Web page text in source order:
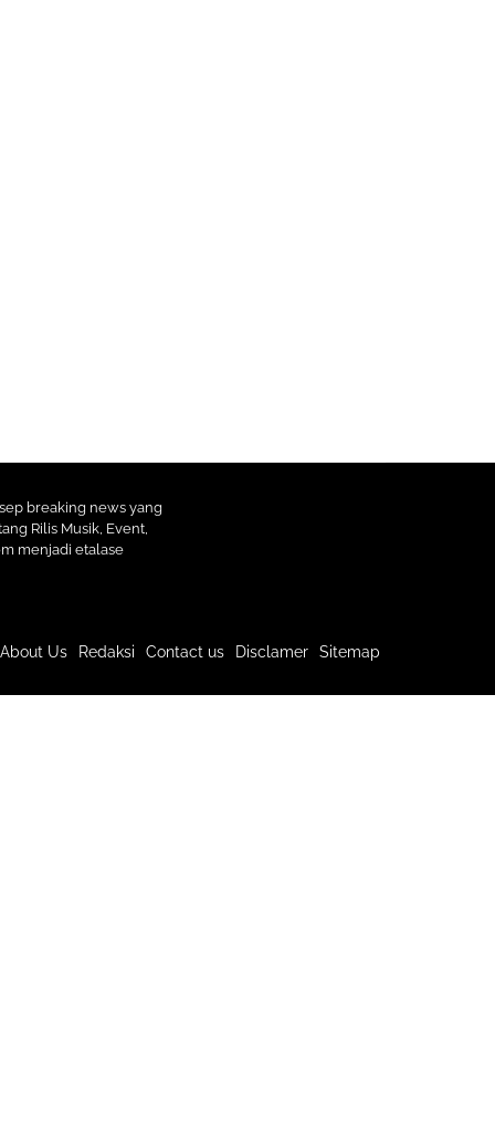
breaking news yang
Rilis Musik, Event,
menjadi etalase
About Us Redaksi Contact us Disclamer Sitemap